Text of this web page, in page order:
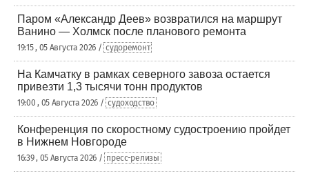
Паром «Александр Деев» возвратился на маршрут
Ванино — Холмск после планового ремонта
19:15 , 05 Августа 2026 / судоремонт
На Камчатку в рамках северного завоза остается
привезти 1,3 тысячи тонн продуктов
19:00 , 05 Августа 2026 / судоходство
Конференция по скоростному судостроению пройдет
в Нижнем Новгороде
16:39 , 05 Августа 2026 / пресс-релизы